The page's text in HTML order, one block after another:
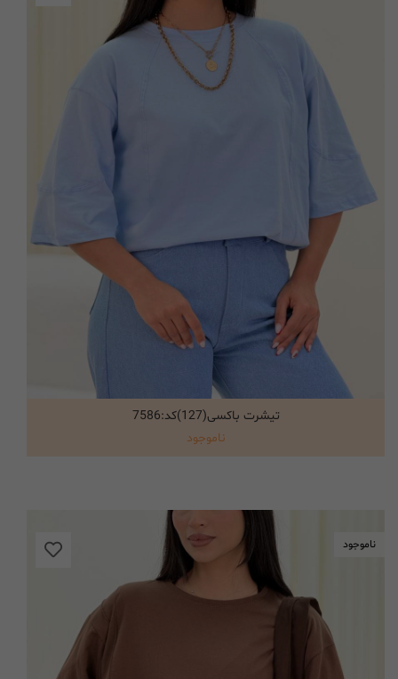
انتخاب گزینه ها
تیشرت باکسی(127)کد:7586
ناموجود
ناموجود